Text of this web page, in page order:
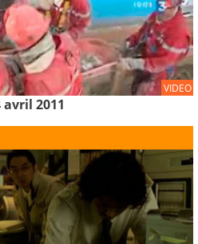
VIDEO
avril 2011